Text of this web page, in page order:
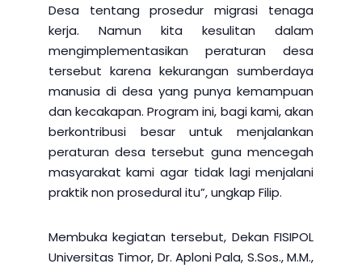
Desa tentang prosedur migrasi tenaga
kerja. Namun kita kesulitan dalam
mengimplementasikan peraturan desa
tersebut karena kekurangan sumberdaya
manusia di desa yang punya kemampuan
dan kecakapan. Program ini, bagi kami, akan
berkontribusi besar untuk menjalankan
peraturan desa tersebut guna mencegah
masyarakat kami agar tidak lagi menjalani
praktik non prosedural itu”, ungkap Filip.
Membuka kegiatan tersebut, Dekan FISIPOL
Universitas Timor, Dr. Aploni Pala, S.Sos., M.M.,